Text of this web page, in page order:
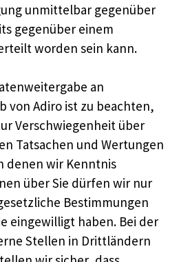
unmittelbar gegenüber
gegenüber einem
worden sein kann.
an
von Adiro ist zu beachten,
Verschwiegenheit über
Tatsachen und Wertungen
denen wir Kenntnis
über Sie dürfen wir nur
Bestimmungen
eingewilligt haben. Bei der
Stellen in Drittländern